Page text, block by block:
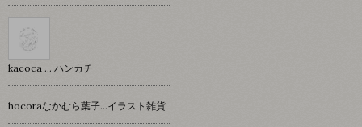
kacoca ... ハンカチ
hocoraなかむら葉子…イラスト雑貨